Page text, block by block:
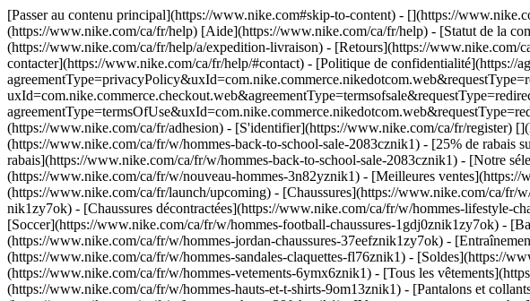
[Passer au contenu principal](https://www.nike.com#skip-to-content) - [](https://
(https://www.nike.com/ca/fr/help) [Aide](https://www.nike.com/ca/fr/help) - [Statut de la
(https://www.nike.com/ca/fr/help/a/expedition-livraison) - [Retours](https://
contacter](https://www.nike.com/ca/fr/help/#contact) - [Politique de confidentialité](https://
(https://www.nike.com/ca/fr/adhesion) - [S'identifier](https://www.nike.com/ca/fr/register)
(https://www.nike.com/ca/fr/w/hommes-back-to-school-sale-2083cznik1) - [25% de rabais
rabais](https://www.nike.com/ca/fr/w/hommes-back-to-school-sale-2083cznik1) - [Notre
(https://www.nike.com/ca/fr/w/nouveau-hommes-3n82yznik1) - [Meilleures
(https://www.nike.com/ca/fr/launch/upcoming) - [Chaussures](https://www.nike.com/ca/fr/
nik1zy7ok) - [Chaussures décontractées](https://www.nike.com/ca/fr/w/hommes-lifestyle-
[Soccer](https://www.nike.com/ca/fr/w/hommes-football-chaussures-1gdj0znik1zy7ok) -
(https://www.nike.com/ca/fr/w/hommes-jordan-chaussures-37eefznik1zy7ok) -
(https://www.nike.com/ca/fr/w/hommes-sandales-claquettes-fl76znik1) - [Soldes](https://
(https://www.nike.com/ca/fr/w/hommes-vetements-6ymx6znik1) - [Tous les
(https://www.nike.com/ca/fr/w/hommes-hauts-et-t-shirts-9om13znik1) - [Pantalons et